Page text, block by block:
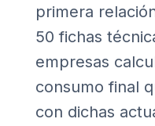
primera
50 fichas
empresas
consumo final
con dichas